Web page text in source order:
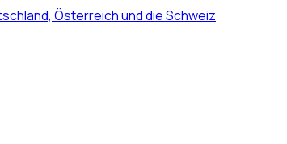
Österreich und die Schweiz